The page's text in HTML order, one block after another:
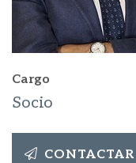
Cargo
Socio
CONTACTAR